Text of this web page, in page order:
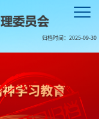
归档时间： 2025-09-30